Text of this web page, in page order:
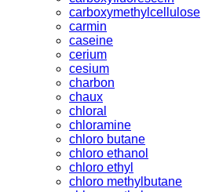
carboxymethylcellulose
carmin
caseine
cerium
cesium
charbon
chaux
chloral
chloramine
chloro butane
chloro ethanol
chloro ethyl
chloro methylbutane